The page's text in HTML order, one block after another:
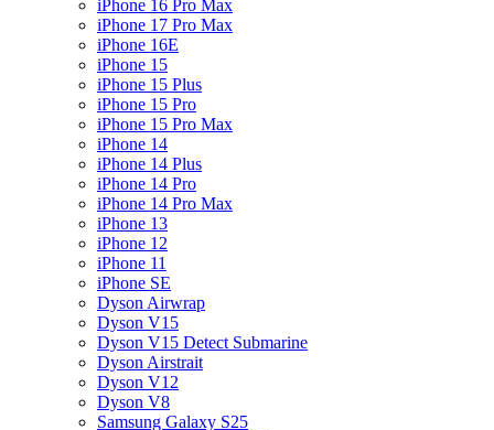
iPhone 16 Pro Max
iPhone 17 Pro Max
iPhone 16E
iPhone 15
iPhone 15 Plus
iPhone 15 Pro
iPhone 15 Pro Max
iPhone 14
iPhone 14 Plus
iPhone 14 Pro
iPhone 14 Pro Max
iPhone 13
iPhone 12
iPhone 11
iPhone SE
Dyson Airwrap
Dyson V15
Dyson V15 Detect Submarine
Dyson Airstrait
Dyson V12
Dyson V8
Samsung Galaxy S25